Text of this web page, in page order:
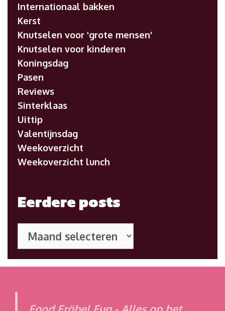
Internationaal bakken
Kerst
Knutselen voor 'grote mensen'
Knutselen voor kinderen
Koningsdag
Pasen
Reviews
Sinterklaas
Uittip
Valentijnsdag
Weekoverzicht
Weekoverzicht lunch
Eerdere posts
posts